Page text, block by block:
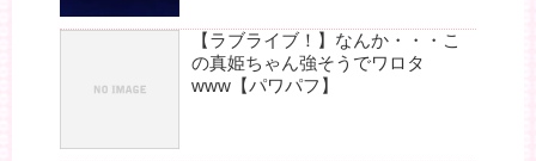
【ラブライブ！】なんか・・・こ
の真姫ちゃん強そうでワロタ
www【パワパフ】